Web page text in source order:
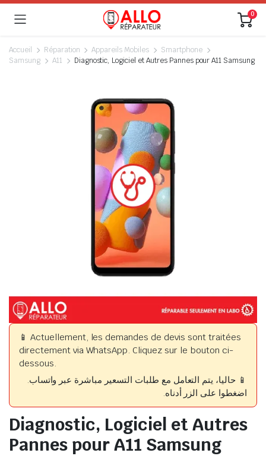
0
Accueil Réparation Appareils Mobiles
Smartphone
Samsung
A11 Diagnostic, Logiciel et Autres Pannes pour A11 Samsung
📱 Actuellement, les demandes de devis sont traitées
directement via WhatsApp. Cliquez sur le bouton ci-
dessous.
📱 حاليا، يتم التعامل مع طلبات التسعير مباشرة عبر واتساب.
اضغطوا على الزر أدناه.
Diagnostic, Logiciel et Autres
Pannes pour A11 Samsung